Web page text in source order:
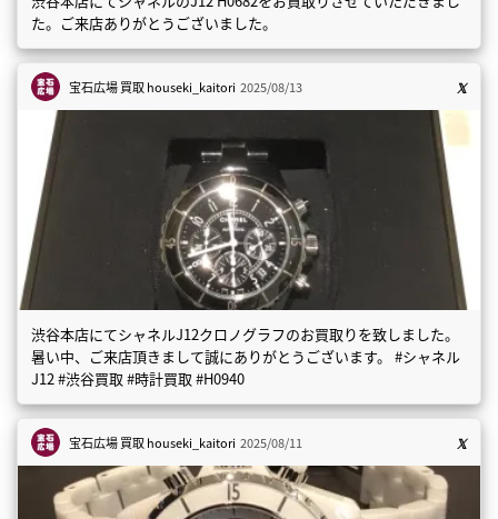
た。ご来店ありがとうございました。
宝石広場 買取houseki_kaitori 2025/08/13
渋谷本店にてシャネルJ12クロノグラフのお買取りを致しました。
暑い中、ご来店頂きまして誠にありがとうございます。 #シャネル
J12 #渋谷買取 #時計買取 #H0940
宝石広場 買取houseki_kaitori 2025/08/11